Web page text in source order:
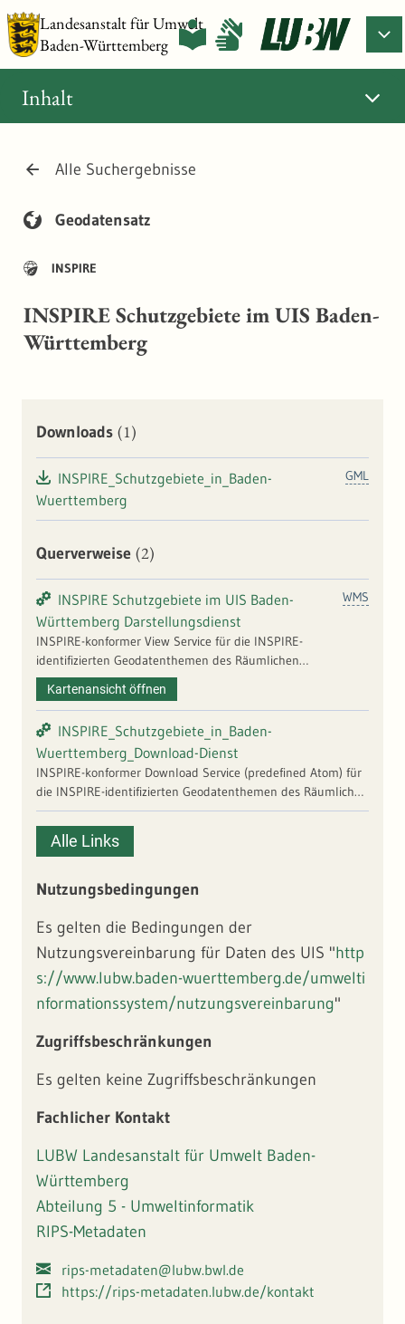
Landesanstalt für Umwelt
Baden-Württemberg
Alle Suchergebnisse
Geodatensatz
INSPIRE
INSPIRE Schutzgebiete im UIS Baden-
Württemberg
Inhalt
Downloads (1)
GML
INSPIRE_Schutzgebiete_in_Baden-
Wuerttemberg
Querverweise (2)
WMS
INSPIRE Schutzgebiete im UIS Baden-
Württemberg Darstellungsdienst
INSPIRE-konformer View Service für die INSPIRE-
identifizierten Geodatenthemen des Räumlichen
Informations- und Planungssystems (RIPS). Es werden die
Geodaten zu den Objektarten Biosphärengebiet,
Nationalpark, Naturdenkmal flächenhaft, Naturpark,
Naturschutzgebiet, FFH-Gebiet und Vogelschutzgebiet
angezeigt. | Prüfung: Konformität zu INSPIRE
Durchführungsbestimmung | Dateninhalt (Bild): Konformität
zu INSPIRE Durchführungsbestimmung
Kartenansicht öffnen
INSPIRE_Schutzgebiete_in_Baden-
Wuerttemberg_Download-Dienst
INSPIRE-konformer Download Service (predefined Atom) für
die INSPIRE-identifizierten Geodatenthemen des Räumlichen
Informations- und Planungssystems (RIPS). Es werden die
Geodaten zu den Objektarten Biosphärengebiet,
Biosphärengebiet Zone, Landschaftsschutzgebiet,
Naturschutzgebiet, FFH-Gebiet und Vogelschutzgebiet
Durchführungsbestimmung | Dateninhalt (Bild): Konformität
zu INSPIRE Durchführungsbestimmung
Alle Links
Nutzungsbedingungen
Es gelten die Bedingungen der
Nutzungsvereinbarung für Daten des UIS "http
s://www.lubw.baden-wuerttemberg.de/umwelti
nformationssystem/nutzungsvereinbarung"
Zugriffsbeschränkungen
Es gelten keine Zugriffsbeschränkungen
Fachlicher Kontakt
LUBW Landesanstalt für Umwelt Baden-
Württemberg
Abteilung 5 - Umweltinformatik
RIPS-Metadaten
rips-metadaten@lubw.bwl.de
https://rips-metadaten.lubw.de/kontakt